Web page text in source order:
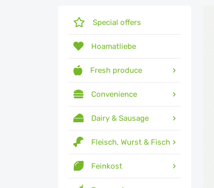
Special offers
Hoamatliebe
Fresh produce
Convenience
Dairy & Sausage
Fleisch, Wurst & Fisch
Feinkost